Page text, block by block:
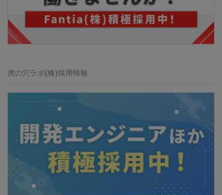
虎の穴ラボ(株)採用情報